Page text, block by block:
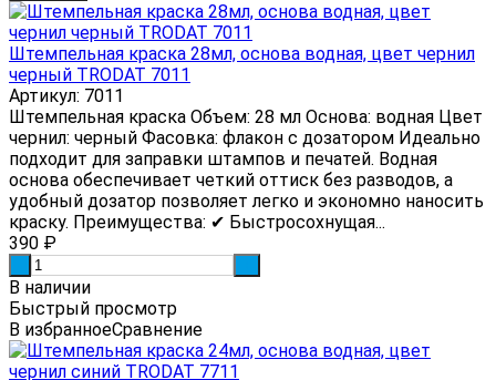
Штемпельная краска 28мл, основа водная, цвет чернил
черный TRODAT 7011
Артикул: 7011
Штемпельная краска Объем: 28 мл Основа: водная Цвет
чернил: черный Фасовка: флакон с дозатором Идеально
подходит для заправки штампов и печатей. Водная
основа обеспечивает четкий оттиск без разводов, а
удобный дозатор позволяет легко и экономно наносить
краску. Преимущества: ✔ Быстросохнущая...
390 ₽
В наличии
Быстрый просмотр
В избранноеСравнение